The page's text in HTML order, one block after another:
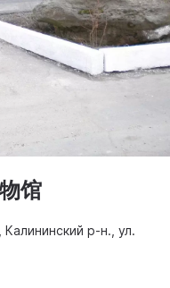
馆
р-н., ул.